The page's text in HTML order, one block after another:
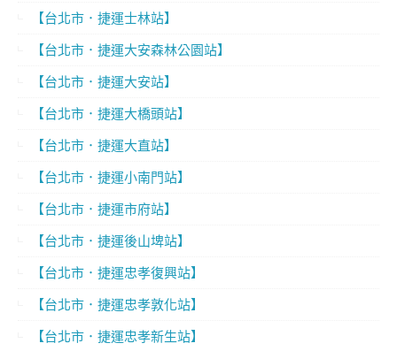
【台北市．捷運士林站】
【台北市．捷運大安森林公園站】
【台北市．捷運大安站】
【台北市．捷運大橋頭站】
【台北市．捷運大直站】
【台北市．捷運小南門站】
【台北市．捷運市府站】
【台北市．捷運後山埤站】
【台北市．捷運忠孝復興站】
【台北市．捷運忠孝敦化站】
【台北市．捷運忠孝新生站】